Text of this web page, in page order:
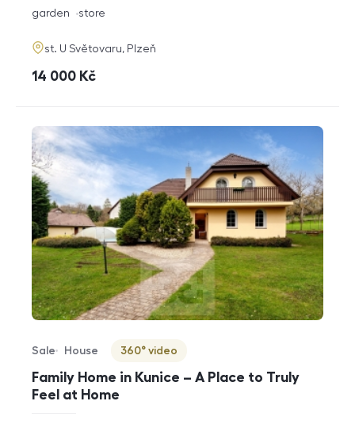
funkce
garden store
adresa
st. U Světovaru, Plzeň
cena
14 000 Kč
Family Home in Kunice – A Place to Truly
Feel at Home
Offer type
Sale
Property type
House
Virtuální prohlídka
360° video